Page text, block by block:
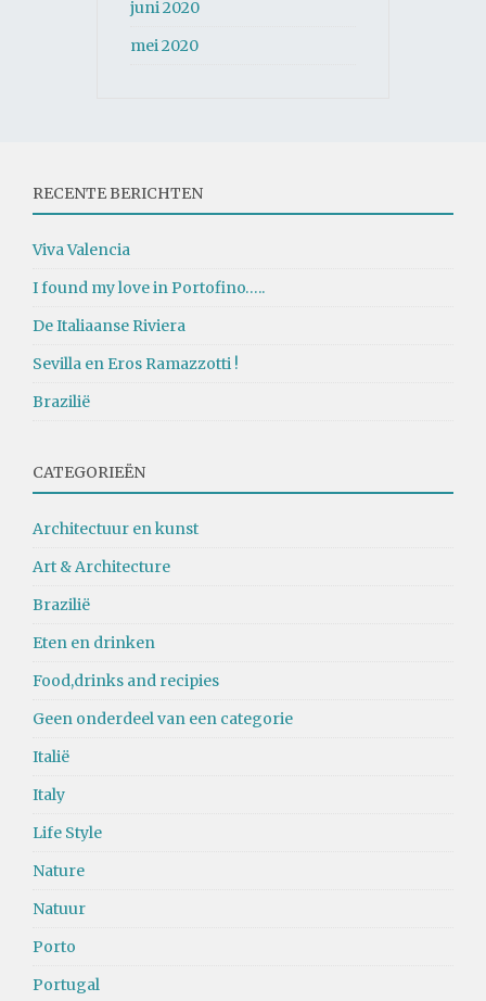
juni 2020
mei 2020
RECENTE BERICHTEN
Viva Valencia
I found my love in Portofino…..
De Italiaanse Riviera
Sevilla en Eros Ramazzotti !
Brazilië
CATEGORIEËN
Architectuur en kunst
Art & Architecture
Brazilië
Eten en drinken
Food,drinks and recipies
Geen onderdeel van een categorie
Italië
Italy
Life Style
Nature
Natuur
Porto
Portugal